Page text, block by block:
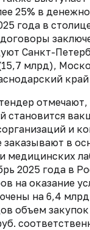
25% в
года в
Санкт-
млрд),
отмечают,
становится
и
заказывают в
медицинских
2025 года в
на оказание
на 6,4 млрд
объем